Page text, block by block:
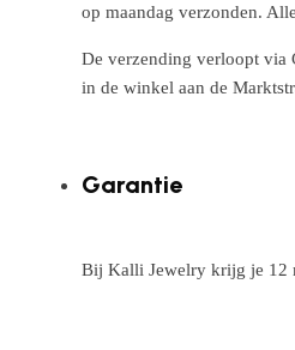
op maandag verzonden.
De verzending verloopt via
in de winkel aan de
Garantie
Bij Kalli Jewelry krijg je 12